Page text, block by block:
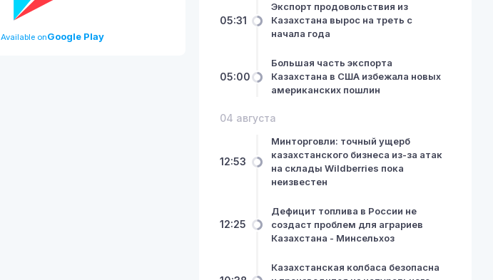
Available onGoogle Play
05:31
Экспорт продовольствия из
Казахстана вырос на треть с
начала года
05:00
Большая часть экспорта
Казахстана в США избежала новых
американских пошлин
04 августа
12:53
Минторговли: точный ущерб
казахстанского бизнеса из-за атак
на склады Wildberries пока
неизвестен
12:25
Дефицит топлива в России не
создаст проблем для аграриев
Казахстана - Минсельхоз
Казахстанская колбаса безопасна